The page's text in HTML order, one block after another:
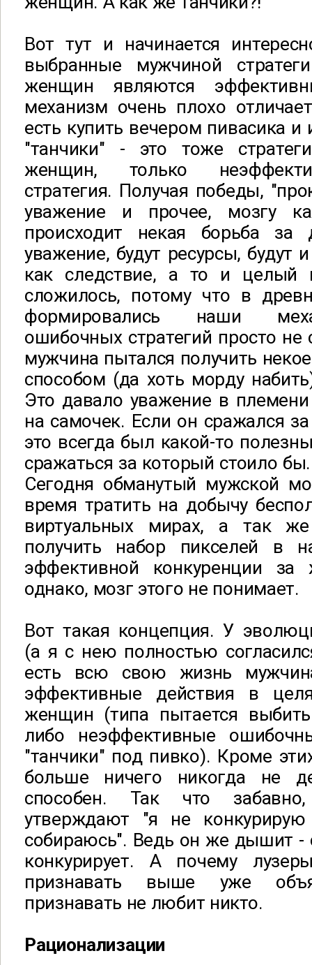
Вот тут и начинается
выбранные мужчиной
женщин являются
механизм очень плохо
есть купить вечером пивасика и
"танчики" - это тоже
женщин, только
стратегия. Получая победы,
уважение и прочее, мозгу
происходит некая борьба за
уважение, будут ресурсы, будут
как следствие, а то и целый
сложилось, потому что в
формировались наши
ошибочных стратегий просто не
мужчина пытался получить
способом (да хоть морду
Это давало уважение в
на самочек. Если он сражался за
это всегда был какой-то
сражаться за который стоило
Сегодня обманутый мужской
время тратить на добычу
виртуальных мирах, а так
получить набор пикселей в
эффективной конкуренции
однако, мозг этого не понимает.
Вот такая концепция. У
(а я с нею полностью
есть всю свою жизнь
эффективные действия в
женщин (типа пытается
либо неэффективные
"танчики" под пивко). Кроме
больше ничего никогда не
способен. Так что
утверждают "я не
собираюсь". Ведь он же дышит -
конкурирует. А почему
признавать выше уже
признавать не любит никто.
Рационализации